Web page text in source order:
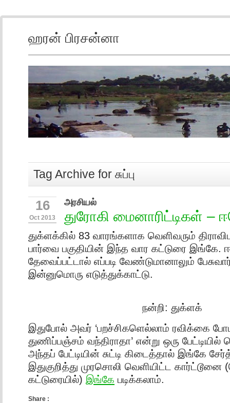
ஹரன் பிரசன்னா
Tag Archive for சுப்பு
16
Oct 2013
அரசியல்
துரோகி மைனாரிட்டிகள் –
துக்ளக்கில் 83 வாரங்களாக வெளிவரும்
பார்வை பகுதியின் இந்த வார கட்டுரை இங்கே.
தேவைப்பட்டால் எப்படி வேண்டுமானாலும்
இன்னுமொரு எடுத்துக்காட்டு.
நன்றி: துக்ளக்
இதுபோல் அவர் ‘பறச்சிகளெல்லாம் ரவிக்கை
துணிப்பஞ்சம் வந்திராதா’ என்று ஒரு பேட்டியில்
அந்தப் பேட்டியின் சுட்டி கிடைத்தால் இங்கே
இதுகுறித்து முரசொலி வெளியிட்ட கார்ட்டூனை
கட்டுரையில்) இங்கே படிக்கலாம்.
Share :